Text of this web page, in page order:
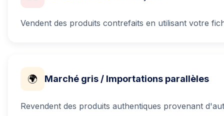
Vendent des produits contrefaits en utilisant votre
🌍 Marché gris / Importations parallèles
Revendent des produits authentiques provenant